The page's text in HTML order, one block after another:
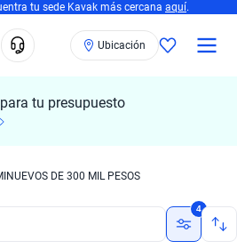
tu sede Kavak más cercana aquí.
Ubicación
tu presupuesto
DE 300 MIL PESOS
4